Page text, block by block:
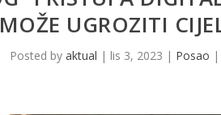
MOŽE UGROZITI
Posted byaktual | lis 3, 2023 | Posao